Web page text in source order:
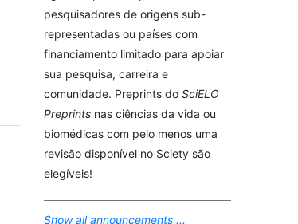
pesquisadores de origens sub-
representadas ou países com
financiamento limitado para apoiar
sua pesquisa, carreira e
comunidade. Preprints do SciELO
Preprintsnas ciências da vida ou
biomédicas com pelo menos uma
revisão disponível no Sciety são
elegíveis!
Show all announcements ...